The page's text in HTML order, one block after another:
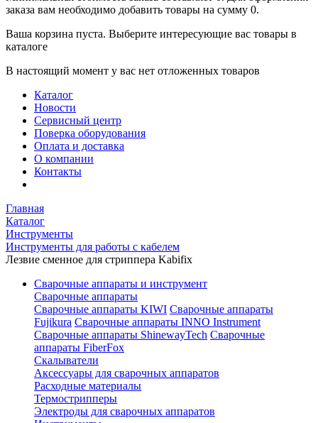
заказа вам необходимо добавить товары на сумму 0.
Ваша корзина пуста. Выберите интересующие вас товары в
каталоге
В настоящий момент у вас нет отложенных товаров
Каталог
Новости
Сервисный центр
Поверка оборудования
Оплата и доставка
О компании
Контакты
Главная
Каталог
Инструменты
Инструменты для работы с кабелем
Лезвие сменное для стриппера Kabifix
Сварочные аппараты и инструмент
Сварочные аппараты
Сварочные аппараты KIWI Сварочные аппараты
Fujikura Сварочные аппараты INNO Instrument
Сварочные аппараты ShinewayTech Cварочные
аппараты FiberFox
Скалыватели
Аксессуары для сварочных аппаратов
Расходные материалы
Термострипперы
Электроды для сварочных аппаратов